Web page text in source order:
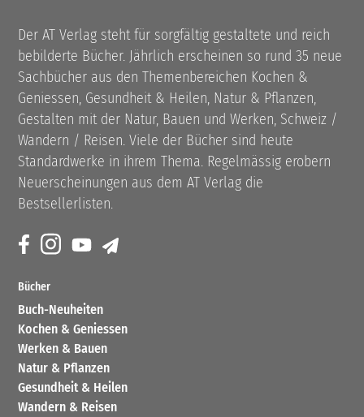
Der AT Verlag steht für sorgfältig gestaltete und reich
bebilderte Bücher. Jährlich erscheinen so rund 35 neue
Sachbücher aus den Themenbereichen Kochen &
Geniessen, Gesundheit & Heilen, Natur & Pflanzen,
Gestalten mit der Natur, Bauen und Werken, Schweiz /
Wandern / Reisen. Viele der Bücher sind heute
Standardwerke in ihrem Thema. Regelmässig erobern
Neuerscheinungen aus dem AT Verlag die
Bestsellerlisten.
Bücher
Buch-Neuheiten
Kochen & Geniessen
Werken & Bauen
Natur & Pflanzen
Gesundheit & Heilen
Wandern & Reisen